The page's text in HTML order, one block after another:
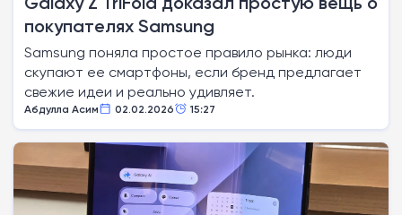
покупателях Samsung
Samsung поняла простое правило рынка: люди
скупают ее смартфоны, если бренд предлагает
свежие идеи и реально удивляет.
Абдулла Асим 02.02.2026 15:27